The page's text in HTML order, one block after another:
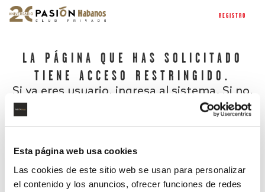
Esta página web usa cookies
Las cookies de este sitio web se usan para personalizar
el contenido y los anuncios, ofrecer funciones de redes
REGISTRO
LA PÁGINA QUE HAS SOLICITADO
TIENE ACCESO RESTRINGIDO.
Si ya eres usuario, ingresa al sistema. Si no,